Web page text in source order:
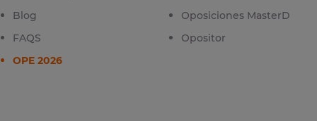
Blog
FAQS
OPE 2026
Oposiciones MasterD
Opositor